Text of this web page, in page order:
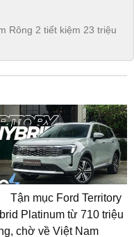
Rông 2 tiết kiệm 23 triệu
Tận mục Ford Territory
Platinum từ 710 triệu
chờ về Việt Nam